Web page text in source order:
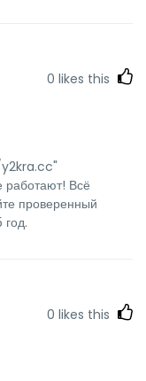
0 likes this
Всё
проверенный
0 likes this